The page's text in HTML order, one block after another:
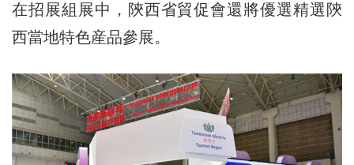
在招展組展中，陝西省貿促會還將優選精選陝
西當地特色産品參展。